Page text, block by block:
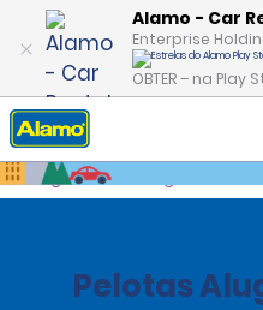
Alamo - Car
Enterprise
OBTER – na Play
Página inicial
Pelotas